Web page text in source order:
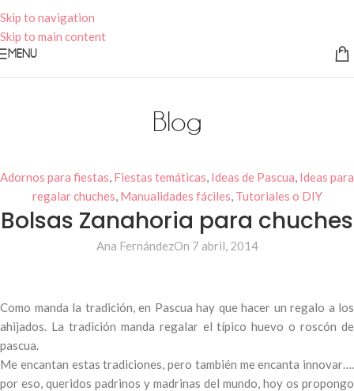
Skip to navigation
Skip to main content
MENU
Blog
Adornos para fiestas, Fiestas temáticas, Ideas de Pascua, Ideas para
regalar chuches, Manualidades fáciles, Tutoriales o DIY
Bolsas Zanahoria para chuches
Ana FernándezOn 7 abril, 2014
Como manda la tradición, en Pascua hay que hacer un regalo a los
ahijados. La tradición manda regalar el típico huevo o roscón de
pascua.
Me encantan estas tradiciones, pero también me encanta innovar….
por eso, queridos padrinos y madrinas del mundo, hoy os propongo